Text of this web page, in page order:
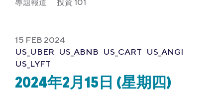
專題報道 投資 101
15 FEB 2024
US_UBER US_ABNB US_CART US_ANGI
US_LYFT
2024年2月15日 (星期四)